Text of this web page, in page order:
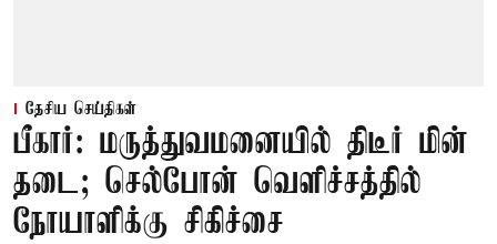
தேசிய செய்திகள்
பீகார்: மருத்துவமனையில் திடீர் மின்
தடை; செல்போன் வெளிச்சத்தில்
நோயாளிக்கு சிகிச்சை